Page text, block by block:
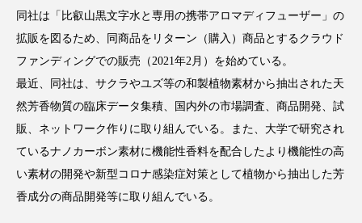
インナービューティーアワード2025受賞商品
ウェアラブルデバイス ウェルネス
ウェルビーイング エイジングケア
エクソソーム オーガニック オゾン
同社は「比叡山黒文字水と専用の携帯アロマディフューザー」の
拡販を図るため、同商品をリターン（購入）商品とするクラウド
ファンディングでの販売（2021年2月）を始めている。
最近、同社は、サクラやユズ等の和製植物素材から抽出された天
然芳香物質の臨床データ集積、国内外の市場調査、商品開発、試
販、ネットワーク作りに取り組んでいる。また、大学で研究され
ているナノカーボン素材に機能性香料を配合したより機能性の高
い素材の開発や新型コロナ感染症対策として植物から抽出した芳
香成分の商品開発等に取り組んでいる。